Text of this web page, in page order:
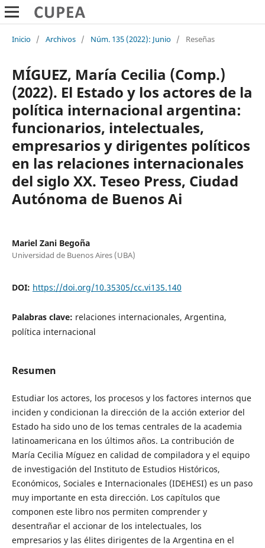
Inicio / Archivos / Núm. 135 (2022): Junio / Reseñas
MÍGUEZ, María Cecilia (Comp.)
(2022). El Estado y los actores de la
política internacional argentina:
funcionarios, intelectuales,
empresarios y dirigentes políticos
en las relaciones internacionales
del siglo XX. Teseo Press, Ciudad
Autónoma de Buenos Ai
Mariel Zani Begoña
Universidad de Buenos Aires (UBA)
DOI: https://doi.org/10.35305/cc.vi135.140
Palabras clave: relaciones internacionales, Argentina,
política internacional
Resumen
Estudiar los actores, los procesos y los factores internos que
inciden y condicionan la dirección de la acción exterior del
Estado ha sido uno de los temas centrales de la academia
latinoamericana en los últimos años. La contribución de
María Cecilia Míguez en calidad de compiladora y el equipo
de investigación del Instituto de Estudios Históricos,
Económicos, Sociales e Internacionales (IDEHESI) es un paso
muy importante en esta dirección. Los capítulos que
componen este libro nos permiten comprender y
desentrañar el accionar de los intelectuales, los
empresarios y las élites dirigentes de la Argentina en el